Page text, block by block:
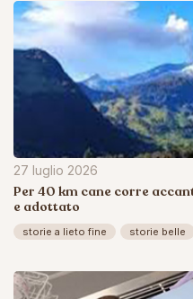
27 luglio 2026
Per 40 km cane corre
e adottato
storie a lieto fine storie belle